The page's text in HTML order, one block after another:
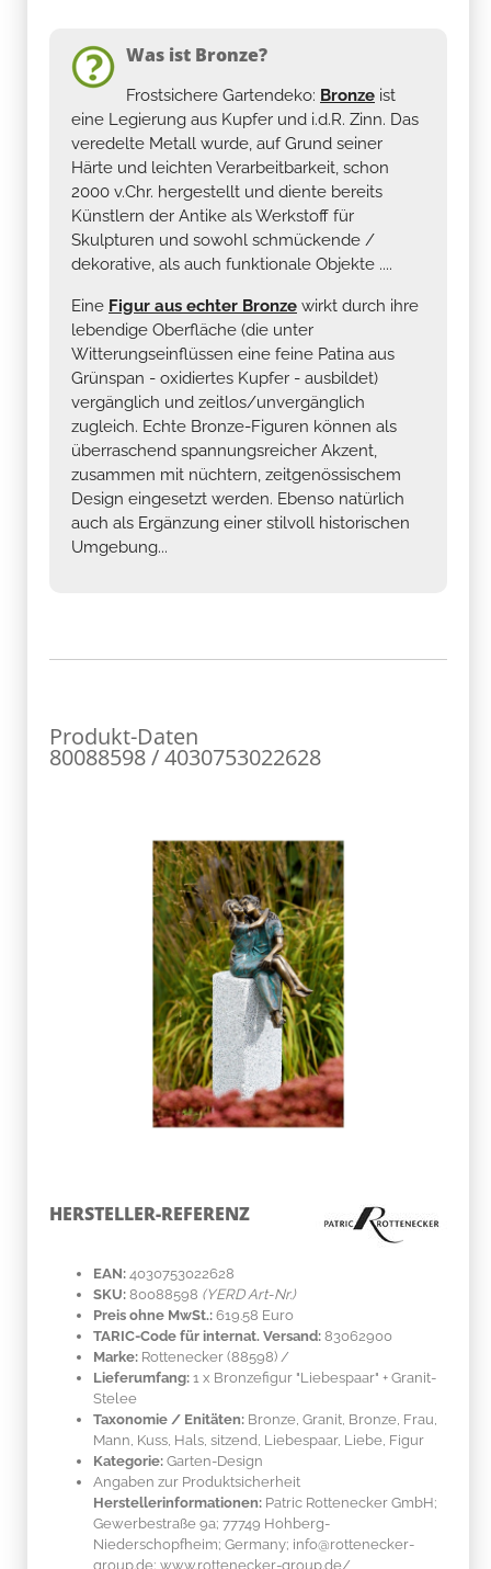
Was ist Bronze?
Frostsichere Gartendeko: Bronze ist
eine Legierung aus Kupfer und i.d.R. Zinn. Das
veredelte Metall wurde, auf Grund seiner
Härte und leichten Verarbeitbarkeit, schon
2000 v.Chr. hergestellt und diente bereits
Künstlern der Antike als Werkstoff für
Skulpturen und sowohl schmückende /
dekorative, als auch funktionale Objekte ....
Eine Figur aus echter Bronze wirkt durch ihre
lebendige Oberfläche (die unter
Witterungseinflüssen eine feine Patina aus
Grünspan - oxidiertes Kupfer - ausbildet)
vergänglich und zeitlos/unvergänglich
zugleich. Echte Bronze-Figuren können als
überraschend spannungsreicher Akzent,
zusammen mit nüchtern, zeitgenössischem
Design eingesetzt werden. Ebenso natürlich
auch als Ergänzung einer stilvoll historischen
Umgebung...
Produkt-Daten
80088598 / 4030753022628
HERSTELLER-REFERENZ
EAN: 4030753022628
SKU: 80088598 (YERD Art-Nr.)
Preis ohne MwSt.: 619.58 Euro
TARIC-Code für internat. Versand: 83062900
Marke: Rottenecker (88598) /
Lieferumfang: 1 x Bronzefigur "Liebespaar" + Granit-
Stelee
Taxonomie / Enitäten: Bronze, Granit , Bronze, Frau,
Mann, Kuss, Hals, sitzend, Liebespaar, Liebe, Figur
Kategorie: Garten-Design
Angaben zur Produktsicherheit
Herstellerinformationen: Patric Rottenecker GmbH;
Gewerbestraße 9a; 77749 Hohberg-
Niederschopfheim; Germany; info@rottenecker-
group.de; www.rottenecker-group.de/